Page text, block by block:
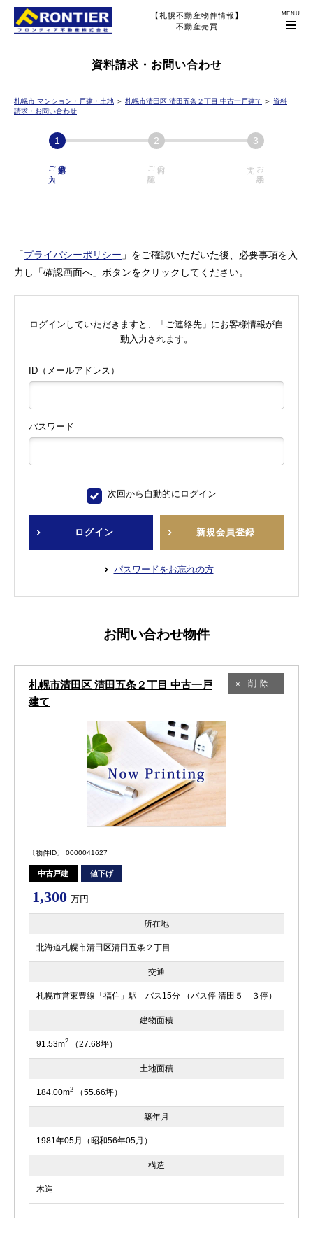
【札幌不動産物件情報】
不動産売買
資料請求・お問い合わせ
札幌市 マンション・戸建・土地 ＞ 札幌市清田区 清田五条２丁目 中古一戸建て ＞ 資料
請求・お問い合わせ
必須項目の
ご入力 内容の
ご確認 お手続き
「プライバシーポリシー 」をご確認いただいた後、必要事項を入
力し「確認画面へ」ボタンをクリックしてください。
ログインしていただきますと、「ご連絡先」にお客様情報が自
動入力されます。
ID（メールアドレス）
パスワード
次回から自動的にログイン
ログイン 新規会員登録
パスワードをお忘れの方
お問い合わせ物件
札幌市清田区 清田五条２丁目 中古一戸
建て
削除
〔物件ID〕 0000041627
中古戸建 値下げ
1,300 万円
所在地
北海道札幌市清田区清田五条２丁目
交通
札幌市営東豊線「福住」駅 バス15分 （バス停 清田５－３停）
建物面積
91.53m2 （27.68坪）
土地面積
184.00m2 （55.66坪）
築年月
1981年05月（昭和56年05月）
構造
木造